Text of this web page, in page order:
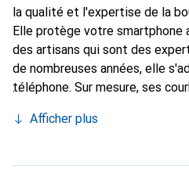
la qualité et l'expertise de la
Elle protège votre smartphone
des artisans qui sont des
de nombreuses années, elle
téléphone. Sur mesure, ses
et indispensable pour votre
marque Noreve est un choix
Afficher plus